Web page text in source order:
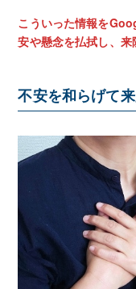
こういった情報を
安や懸念を払拭し、来
不安を和らげて